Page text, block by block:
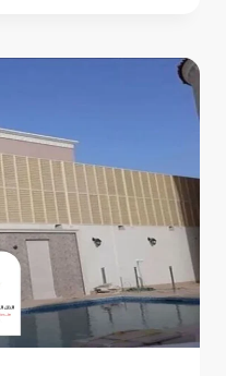
وحماية
بأفضل
أشكال
سواتر
حديد
في
الرياض